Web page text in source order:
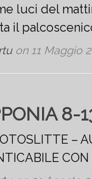
luci del
il
on 11 Maggio
8-
–